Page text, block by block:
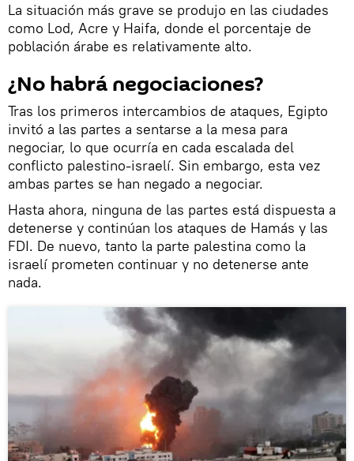
La situación más grave se produjo en las ciudades
como Lod, Acre y Haifa, donde el porcentaje de
población árabe es relativamente alto.
¿No habrá negociaciones?
Tras los primeros intercambios de ataques, Egipto
invitó a las partes a sentarse a la mesa para
negociar, lo que ocurría en cada escalada del
conflicto palestino-israelí. Sin embargo, esta vez
ambas partes se han negado a negociar.
Hasta ahora, ninguna de las partes está dispuesta a
detenerse y continúan los ataques de Hamás y las
FDI. De nuevo, tanto la parte palestina como la
israelí prometen continuar y no detenerse ante
nada.